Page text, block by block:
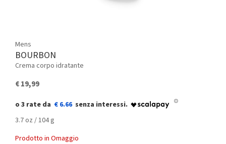
Mens
BOURBON
Crema corpo idratante
€ 19,99
€ 6.66
3.7 oz / 104 g
Prodotto in Omaggio